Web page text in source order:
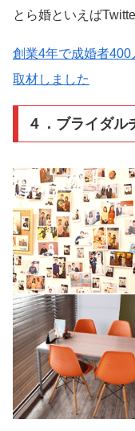
とら婚といえば
創業4年で成婚者
取材しました
４．ブライダル